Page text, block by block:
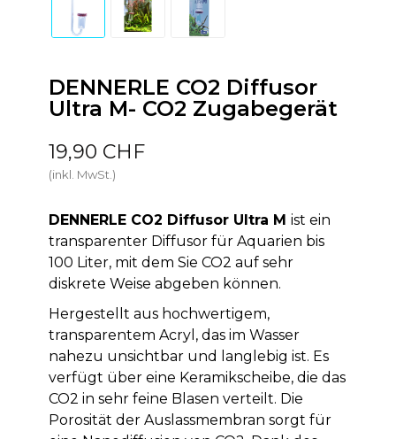
DENNERLE CO2 Diffusor
Ultra M- CO2 Zugabegerät
19,90 CHF
(inkl. MwSt.)
DENNERLE CO2 Diffusor Ultra M ist ein
transparenter Diffusor für Aquarien bis
100 Liter, mit dem Sie CO2 auf sehr
diskrete Weise abgeben können.
Hergestellt aus hochwertigem,
transparentem Acryl, das im Wasser
nahezu unsichtbar und langlebig ist. Es
verfügt über eine Keramikscheibe, die das
CO2 in sehr feine Blasen verteilt. Die
Porosität der Auslassmembran sorgt für